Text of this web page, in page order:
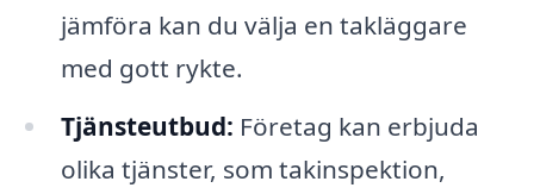
jämföra kan du välja en takläggare
med gott rykte.
Tjänsteutbud: Företag kan erbjuda
olika tjänster, som takinspektion,